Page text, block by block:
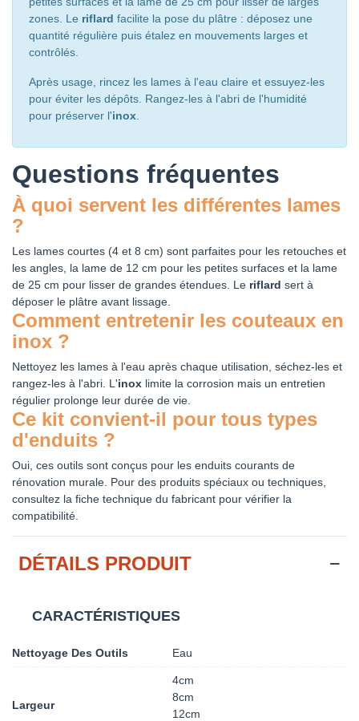
zones. Le riflard facilite la pose du plâtre : déposez une
quantité régulière puis étalez en mouvements larges et
contrôlés.
Après usage, rincez les lames à l'eau claire et essuyez-les
pour éviter les dépôts. Rangez-les à l'abri de l'humidité
pour préserver l'inox
Questions fréquentes
À quoi servent les différentes lames
?
Les lames courtes (4 et 8 cm) sont parfaites pour les retouches et
les angles, la lame de 12 cm pour les petites surfaces et la lame
de 25 cm pour lisser de grandes étendues. Le riflard sert à
déposer le plâtre avant lissage.
Comment entretenir les couteaux en
inox ?
Nettoyez les lames à l'eau après chaque utilisation, séchez-les et
rangez-les à l'abri. L'inox limite la corrosion mais un entretien
régulier prolonge leur durée de vie.
Ce kit convient-il pour tous types
d'enduits ?
Oui, ces outils sont conçus pour les enduits courants de
rénovation murale. Pour des produits spéciaux ou techniques,
consultez la fiche technique du fabricant pour vérifier la
compatibilité.
DÉTAILS PRODUIT
CARACTÉRISTIQUES
Nettoyage Des Outils Eau
Largeur
4cm
8cm
12cm